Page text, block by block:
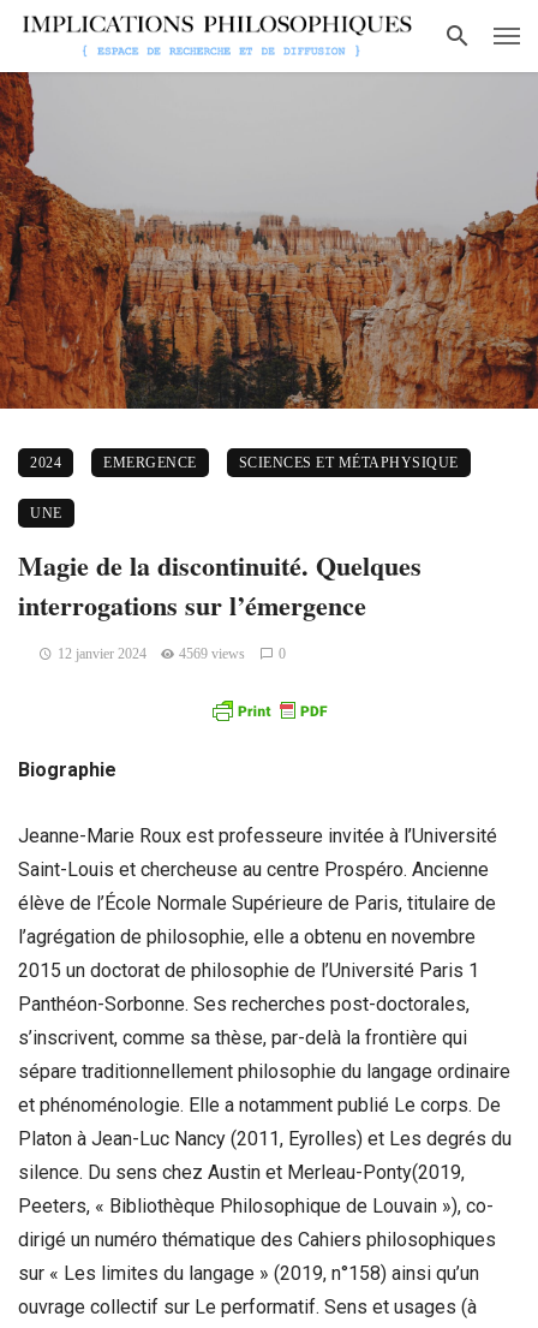
2024 EMERGENCE SCIENCES ET MÉTAPHYSIQUE
UNE
Magie de la discontinuité. Quelques
interrogations sur l’émergence
12 janvier 2024 4569 views 0
Biographie
Jeanne-Marie Roux est professeure invitée à l’Université
Saint-Louis et chercheuse au centre Prospéro. Ancienne
élève de l’École Normale Supérieure de Paris, titulaire de
l’agrégation de philosophie, elle a obtenu en novembre
2015 un doctorat de philosophie de l’Université Paris 1
Panthéon-Sorbonne. Ses recherches post-doctorales,
s’inscrivent, comme sa thèse, par-delà la frontière qui
sépare traditionnellement philosophie du langage ordinaire
et phénoménologie. Elle a notamment publié Le corps. De
Platon à Jean-Luc Nancy (2011, Eyrolles) et Les degrés du
silence. Du sens chez Austin et Merleau-Ponty(2019,
Peeters, « Bibliothèque Philosophique de Louvain »), co-
dirigé un numéro thématique des Cahiers philosophiques
sur « Les limites du langage » (2019, n°158) ainsi qu’un
ouvrage collectif sur Le performatif. Sens et usages (à